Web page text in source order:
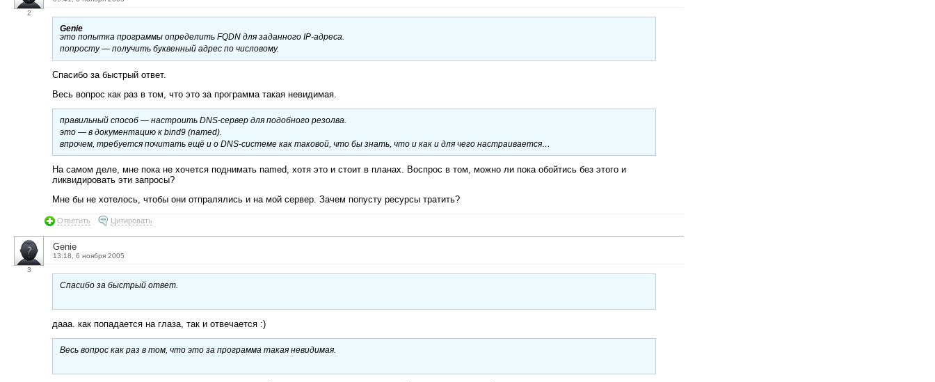
2
Genie
это попытка программы определить FQDN для заданного IP-адреса.
попросту — получить буквенный адрес по числовому.
Спасибо за быстрый ответ.
Весь вопрос как раз в том, что это за программа такая невидимая.
правильный способ — настроить DNS-сервер для подобного резолва.
это — в документацию к bind9 (named).
впрочем, требуется почитать ещё и о DNS-системе как таковой, что бы знать, что и как и для чего настраивается…
На самом деле, мне пока не хочется поднимать named, хотя это и стоит в планах. Воспрос в том, можно ли пока обойтись без этого и
ликвидировать эти запросы?
Мне бы не хотелось, чтобы они отпралялись и на мой сервер. Зачем попусту ресурсы тратить?
Ответить Цитировать
3
Genie
13:18, 6 ноября 2005
Спасибо за быстрый ответ.
дааа. как попадается на глаза, так и отвечается :)
Весь вопрос как раз в том, что это за программа такая невидимая.